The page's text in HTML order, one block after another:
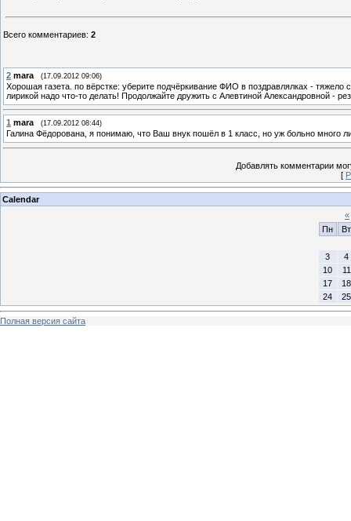
Всего комментариев: 2
2 mara (17.09.2012 09:06)
Хорошая газета. по вёрстке: уберите подчёркивание ФИО в поздравлялках -
лирикой надо что-то делать! Продолжайте дружить с Алевтиной Александровной -
1 mara (17.09.2012 08:44)
Галина Фёдорована, я понимаю, что Ваш внук пошёл в 1 класс, но уж больно много
Добавлять комментарии
[
Calendar
«
Пн
Вт
3
4
10
11
17
18
24
25
Полная версия сайта